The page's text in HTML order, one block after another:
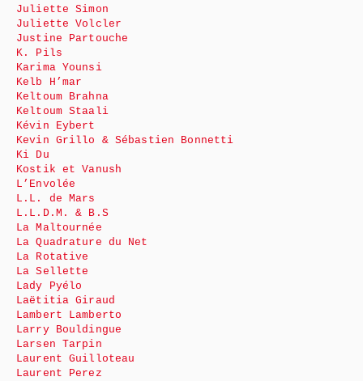
Juliette Simon
Juliette Volcler
Justine Partouche
K. Pils
Karima Younsi
Kelb H’mar
Keltoum Brahna
Keltoum Staali
Kévin Eybert
Kevin Grillo & Sébastien Bonnetti
Ki Du
Kostik et Vanush
L’Envolée
L.L. de Mars
L.L.D.M. & B.S
La Maltournée
La Quadrature du Net
La Rotative
La Sellette
Lady Pyélo
Laëtitia Giraud
Lambert Lamberto
Larry Bouldingue
Larsen Tarpin
Laurent Guilloteau
Laurent Perez